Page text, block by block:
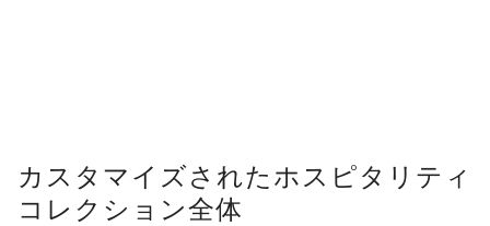
カスタマイズされたホスピタリティ
コレクション全体